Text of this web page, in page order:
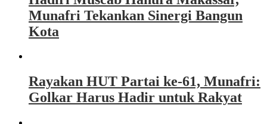
Munafri Tekankan Sinergi Bangun
Kota
Rayakan HUT Partai ke-61, Munafri:
Golkar Harus Hadir untuk Rakyat